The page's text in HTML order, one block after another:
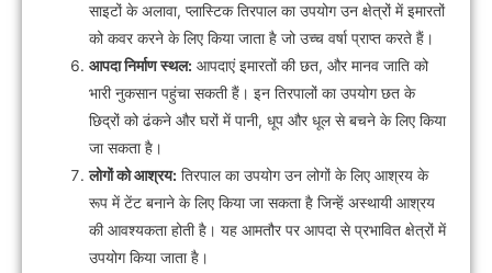
साइटों के अलावा, प्लास्टिक तिरपाल का उपयोग उन क्षेत्रों में इमारतों
को कवर करने के लिए किया जाता है जो उच्च वर्षा प्राप्त करते हैं।
आपदा निर्माण स्थल: आपदाएं इमारतों की छत, और मानव जाति को
भारी नुकसान पहुंचा सकती हैं। इन तिरपालों का उपयोग छत के
छिद्रों को ढंकने और घरों में पानी, धूप और धूल से बचने के लिए किया
जा सकता है।
लोगों को आश्रय: तिरपाल का उपयोग उन लोगों के लिए आश्रय के
रूप में टेंट बनाने के लिए किया जा सकता है जिन्हें अस्थायी आश्रय
की आवश्यकता होती है। यह आमतौर पर आपदा से प्रभावित क्षेत्रों में
उपयोग किया जाता है।